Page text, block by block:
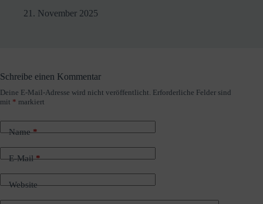
21. November 2025
Schreibe einen Kommentar
Deine E-Mail-Adresse wird nicht veröffentlicht. Erforderliche Felder sind
mit * markiert
Name*
E-Mail*
Website
A
l
r
n
v
e